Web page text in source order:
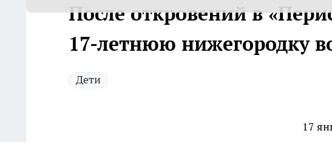
После откровений в
17-летнюю нижегородку
Дети
17